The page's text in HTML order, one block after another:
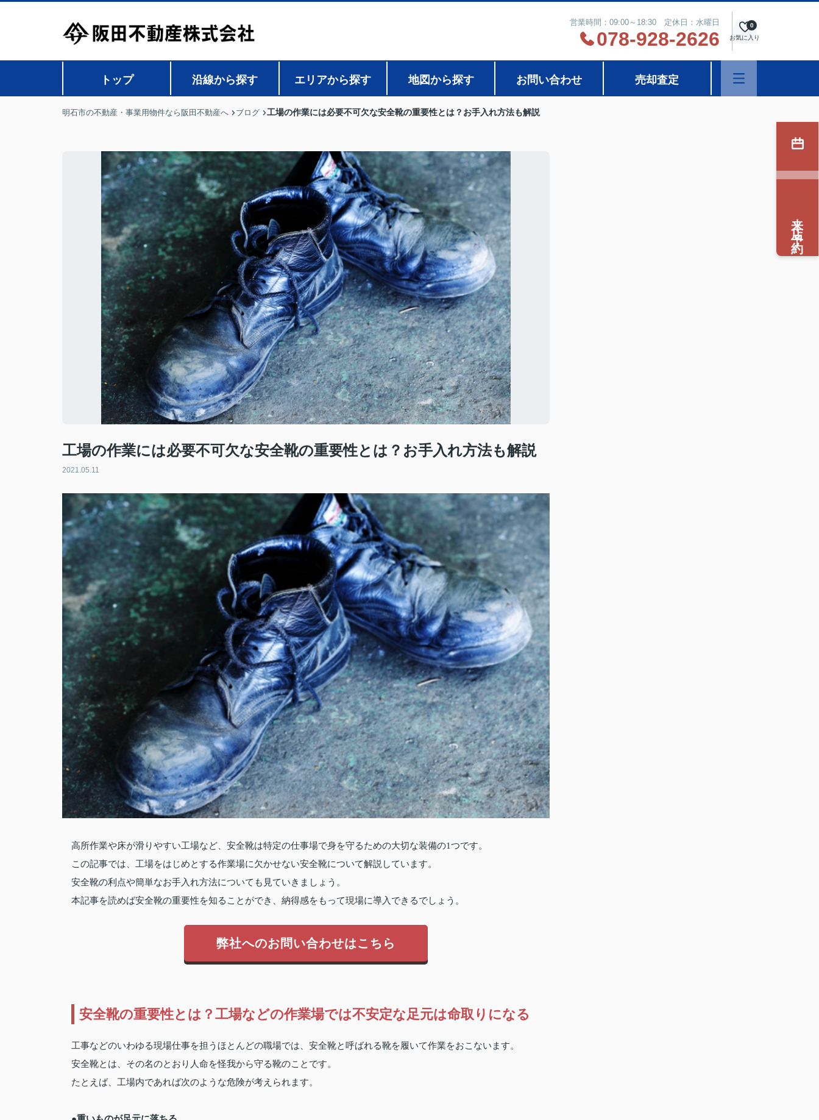
営業時間：09:00～18:30 定休日：水曜日
078-928-2626 お気に入り
0
トップ 沿線から探す エリアから探す 地図から探す お問い合わせ 売却査定
明石市の不動産・事業用物件なら阪田不動産へ ブログ 工場の作業には必要不可欠な安全靴の重要性とは？お手入れ方法も解説
工場の作業には必要不可欠な安全靴の重要性とは？お手入れ方法も解説
2021.05.11
高所作業や床が滑りやすい工場など、安全靴は特定の仕事場で身を守るための大切な装備の1つです。
この記事では、工場をはじめとする作業場に欠かせない安全靴について解説しています。
安全靴の利点や簡単なお手入れ方法についても見ていきましょう。
本記事を読めば安全靴の重要性を知ることができ、納得感をもって現場に導入できるでしょう。
弊社へのお問い合わせはこちら
安全靴の重要性とは？工場などの作業場では不安定な足元は命取りになる
工事などのいわゆる現場仕事を担うほとんどの職場では、安全靴と呼ばれる靴を履いて作業をおこないます。
安全靴とは、その名のとおり人命を怪我から守る靴のことです。
たとえば、工場内であれば次のような危険が考えられます。
来店予約